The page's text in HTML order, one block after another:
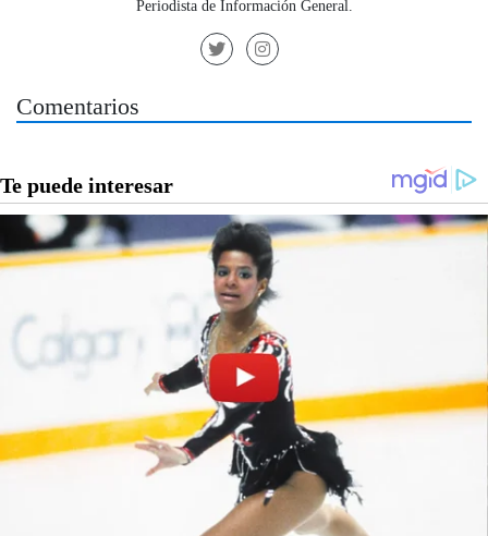
Periodista de Información General.
Comentarios